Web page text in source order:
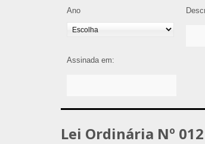
Ano
Assinada em:
Lei Ordinária Nº 012